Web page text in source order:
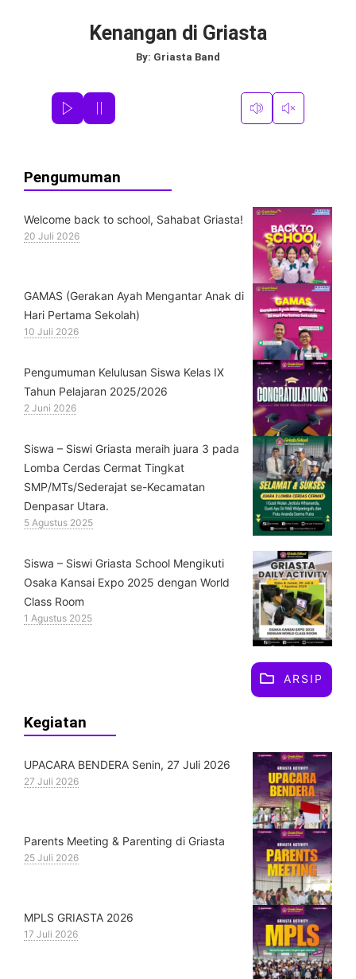
Kenangan di Griasta
By: Griasta Band
Pengumuman
Welcome back to school, Sahabat Griasta!
20 Juli 2026
GAMAS (Gerakan Ayah Mengantar Anak di
Hari Pertama Sekolah)
10 Juli 2026
Pengumuman Kelulusan Siswa Kelas IX
Tahun Pelajaran 2025/2026
2 Juni 2026
Siswa – Siswi Griasta meraih juara 3 pada
Lomba Cerdas Cermat Tingkat
SMP/MTs/Sederajat se-Kecamatan
Denpasar Utara.
5 Agustus 2025
Siswa – Siswi Griasta School Mengikuti
Osaka Kansai Expo 2025 dengan World
Class Room
1 Agustus 2025
ARSIP
Kegiatan
UPACARA BENDERA Senin, 27 Juli 2026
27 Juli 2026
Parents Meeting & Parenting di Griasta
25 Juli 2026
MPLS GRIASTA 2026
17 Juli 2026